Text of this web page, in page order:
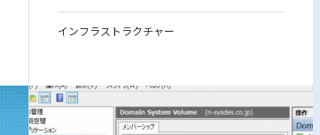
インフラストラクチャー